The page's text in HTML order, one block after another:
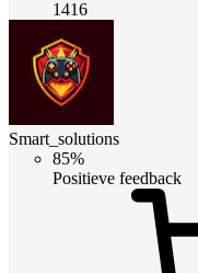
1416
Smart_solutions
85%
Positieve feedback